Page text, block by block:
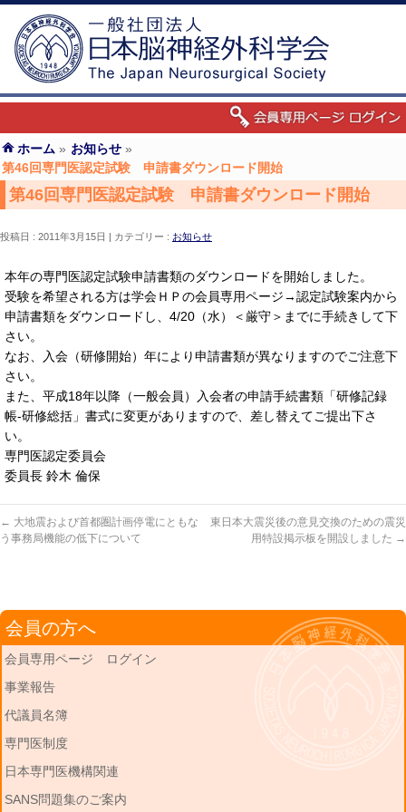
ホーム » お知らせ »
第46回専門医認定試験 申請書ダウンロード開始
第46回専門医認定試験 申請書ダウンロード開始
投稿日 : 2011年3月15日 カテゴリー : お知らせ
本年の専門医認定試験申請書類のダウンロードを開始しました。
受験を希望される方は学会ＨＰの会員専用ページ→認定試験案内から
申請書類をダウンロードし、4/20（水）＜厳守＞までに手続きして下
さい。
なお、入会（研修開始）年により申請書類が異なりますのでご注意下
さい。
また、平成18年以降（一般会員）入会者の申請手続書類「研修記録
帳-研修総括」書式に変更がありますので、差し替えてご提出下さ
い。
専門医認定委員会
委員長 鈴木 倫保
← 大地震および首都圏計画停電にともな
う事務局機能の低下について
東日本大震災後の意見交換のための震災
用特設掲示板を開設しました →
会員の方へ
会員専用ページ ログイン
事業報告
代議員名簿
専門医制度
日本専門医機構関連
SANS問題集のご案内